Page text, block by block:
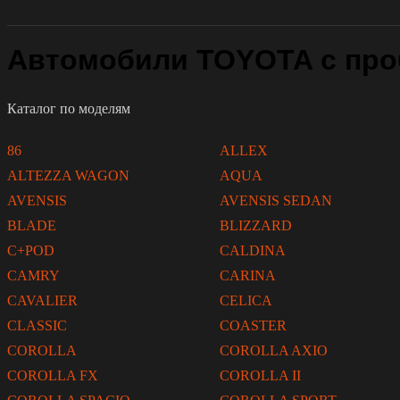
Автомобили TOYOTA с
Каталог по моделям
86
ALLEX
ALTEZZA WAGON
AQUA
AVENSIS
AVENSIS SEDAN
BLADE
BLIZZARD
C+POD
CALDINA
CAMRY
CARINA
CAVALIER
CELICA
CLASSIC
COASTER
COROLLA
COROLLA AXIO
COROLLA FX
COROLLA II